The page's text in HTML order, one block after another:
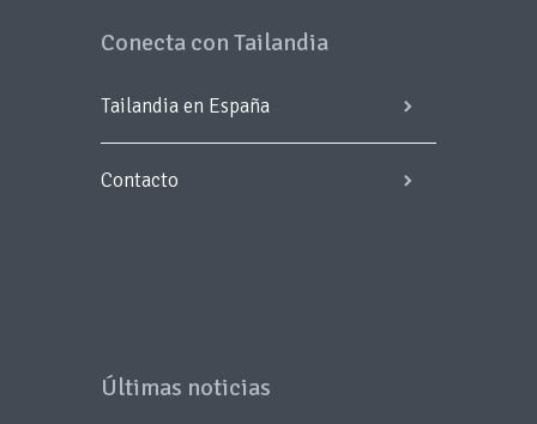
Conecta con Tailandia
Tailandia en España
Contacto
Últimas noticias